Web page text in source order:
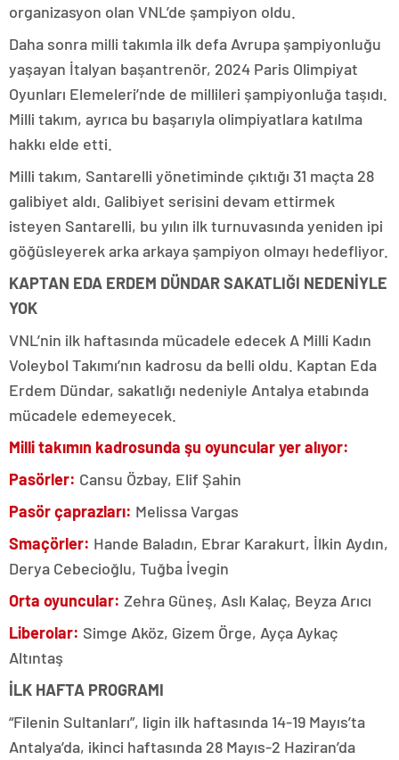
organizasyon olan VNL’de şampiyon oldu.
Daha sonra milli takımla ilk defa Avrupa şampiyonluğu
yaşayan İtalyan başantrenör, 2024 Paris Olimpiyat
Oyunları Elemeleri’nde de millileri şampiyonluğa taşıdı.
Milli takım, ayrıca bu başarıyla olimpiyatlara katılma
hakkı elde etti.
Milli takım, Santarelli yönetiminde çıktığı 31 maçta 28
galibiyet aldı. Galibiyet serisini devam ettirmek
isteyen Santarelli, bu yılın ilk turnuvasında yeniden ipi
göğüsleyerek arka arkaya şampiyon olmayı hedefliyor.
KAPTAN EDA ERDEM DÜNDAR SAKATLIĞI NEDENİYLE
YOK
VNL’nin ilk haftasında mücadele edecek A Milli Kadın
Voleybol Takımı’nın kadrosu da belli oldu. Kaptan Eda
Erdem Dündar, sakatlığı nedeniyle Antalya etabında
mücadele edemeyecek.
Milli takımın kadrosunda şu oyuncular yer alıyor:
Pasörler: Cansu Özbay, Elif Şahin
Pasör çaprazları: Melissa Vargas
Smaçörler: Hande Baladın, Ebrar Karakurt, İlkin Aydın,
Derya Cebecioğlu, Tuğba İvegin
Orta oyuncular: Zehra Güneş, Aslı Kalaç, Beyza Arıcı
Liberolar: Simge Aköz, Gizem Örge, Ayça Aykaç
Altıntaş
İLK HAFTA PROGRAMI
“Filenin Sultanları”, ligin ilk haftasında 14-19 Mayıs’ta
Antalya’da, ikinci haftasında 28 Mayıs-2 Haziran’da